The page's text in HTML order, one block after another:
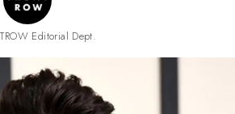
Editorial Dept.